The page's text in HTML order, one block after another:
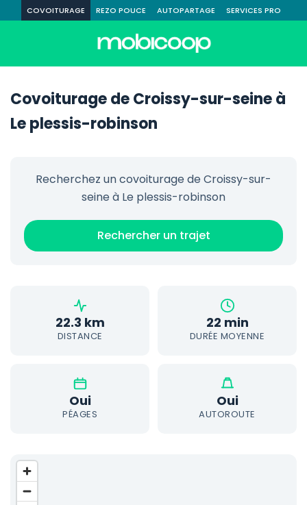
COVOITURAGE REZO POUCE AUTOPARTAGE SERVICES PRO
Covoiturage de Croissy-sur-seine à
Le plessis-robinson
Recherchez un covoiturage de Croissy-sur-
seine à Le plessis-robinson
Rechercher un trajet
22.3 km
DISTANCE
22 min
DURÉE MOYENNE
Oui
PÉAGES
Oui
AUTOROUTE